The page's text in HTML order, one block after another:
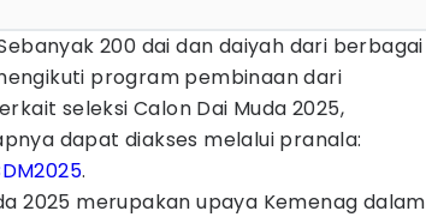
200 dai dan daiyah dari berbagai
program pembinaan dari
seleksi Calon Dai Muda 2025,
dapat diakses melalui pranala:
.
2025 merupakan upaya Kemenag dalam